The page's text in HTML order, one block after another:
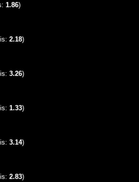
1.86)
2.18)
3.26)
1.33)
3.14)
2.83)